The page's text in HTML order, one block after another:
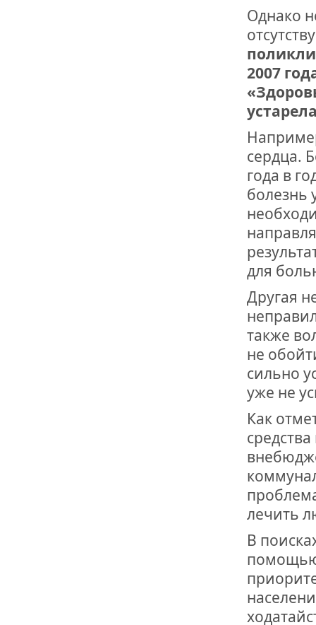
Однако
2007
сердца.
года в
болезнь
для
Другая
также
не
сильно
уже не
Как
лечить
В
помощью